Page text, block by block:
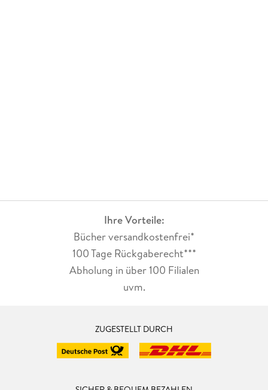
Ihre Vorteile:
Bücher versandkostenfrei*
100 Tage Rückgaberecht***
Abholung in über 100 Filialen
uvm.
ZUGESTELLT DURCH